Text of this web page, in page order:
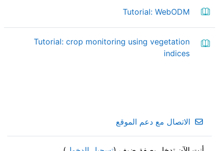
Tutorial: WebODMكتاب
Tutorial: crop monitoring using vegetation
indices
الاتصال مع دعم الموقع